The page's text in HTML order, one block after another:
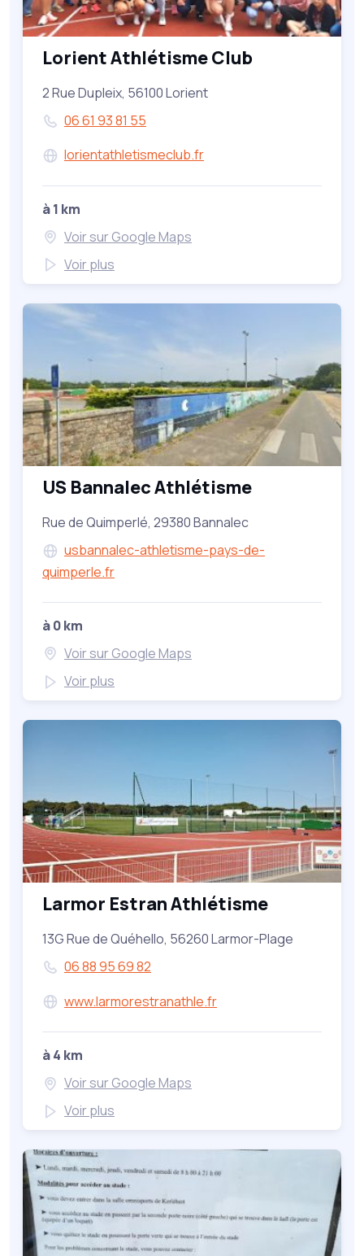
Lorient Athlétisme Club
2 Rue Dupleix, 56100 Lorient
06 61 93 81 55
lorientathletismeclub.fr
à 1 km
Voir sur Google Maps
Voir plus
US Bannalec Athlétisme
Rue de Quimperlé, 29380 Bannalec
usbannalec-athletisme-pays-de-
quimperle.fr
à 0 km
Voir sur Google Maps
Voir plus
Larmor Estran Athlétisme
13G Rue de Quéhello, 56260 Larmor-Plage
06 88 95 69 82
www.larmorestranathle.fr
à 4 km
Voir sur Google Maps
Voir plus